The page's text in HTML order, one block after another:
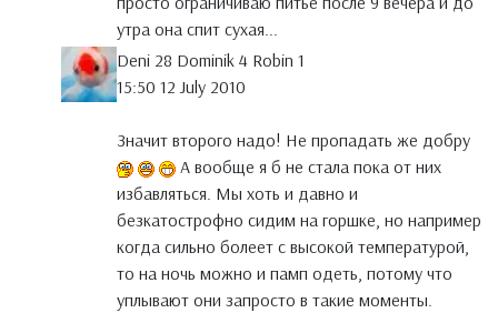
утра она спит сухая...
Deni 28 Dominik 4 Robin 1
15:50 12 July 2010
Значит второго надо! Не пропадать же добру
А вообще я б не стала пока от них
избавляться. Мы хоть и давно и
безкатострофно сидим на горшке, но например
когда сильно болеет с высокой температурой,
то на ночь можно и памп одеть, потому что
уплывают они запросто в такие моменты.